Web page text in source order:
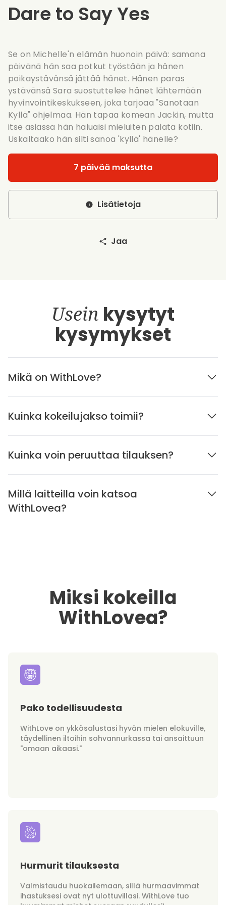
Dare to Say Yes
Se on Michelle'n elämän huonoin päivä: samana
päivänä hän saa potkut työstään ja hänen
poikaystävänsä jättää hänet. Hänen paras
ystävänsä Sara suostuttelee hänet lähtemään
hyvinvointikeskukseen, joka tarjoaa "Sanotaan
Kyllä" ohjelmaa. Hän tapaa komean Jackin, mutta
itse asiassa hän haluaisi mieluiten palata kotiin.
Uskaltaako hän silti sanoa 'kyllä' hänelle?
7 päivää maksutta
Lisätietoja
Jaa
Usein kysytyt
kysymykset
Mikä on WithLove?
Kuinka kokeilujakso toimii?
Kuinka voin peruuttaa tilauksen?
Millä laitteilla voin katsoa
WithLovea?
Miksi kokeilla
WithLovea?
Pako todellisuudesta
WithLove on ykkösalustasi hyvän mielen elokuville,
täydellinen iltoihin sohvannurkassa tai ansaittuun
"omaan aikaasi."
Hurmurit tilauksesta
Valmistaudu huokailemaan, sillä hurmaavimmat
ihastuksesi ovat nyt ulottuvillasi. WithLove tuo